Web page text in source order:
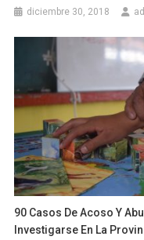
diciembre 30, 2018
90 Casos De Acoso Y
Investigarse En La